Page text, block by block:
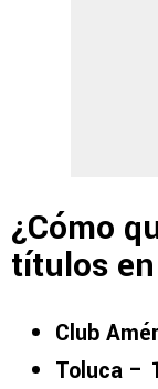
¿Cómo
títulos
Club
Toluca –